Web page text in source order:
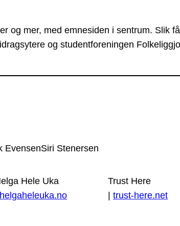
og mer, med emnesiden i sentrum. Slik
og studentforeningen
EvensenSiri Stenersen
Hele Uka
helgaheleuka.no
Trust Here
| trust-here.net